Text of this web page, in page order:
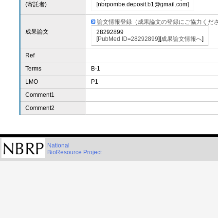
(寄託者)
[nbrpombe.deposit.b1@gmail.com]
成果論文
論文情報登録（成果論文の登録にご協力くだ
28292899
[PubMed ID=28292899][成果論文情報へ]
Ref
Terms
B-1
LMO
P1
Comment1
Comment2
National
BioResource Project